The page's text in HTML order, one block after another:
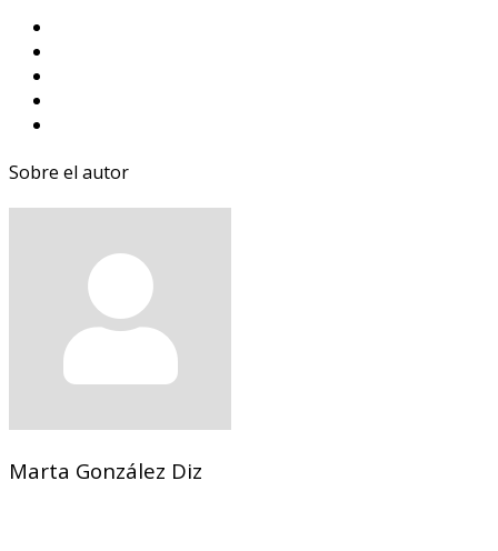
Sobre el autor
Marta González Diz